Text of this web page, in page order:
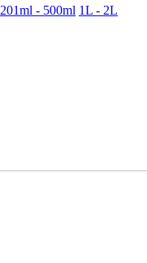
201ml - 500ml 1L - 2L